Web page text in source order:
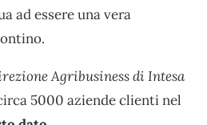
ad essere una vera
Agribusiness di Intesa
5000 aziende clienti nel